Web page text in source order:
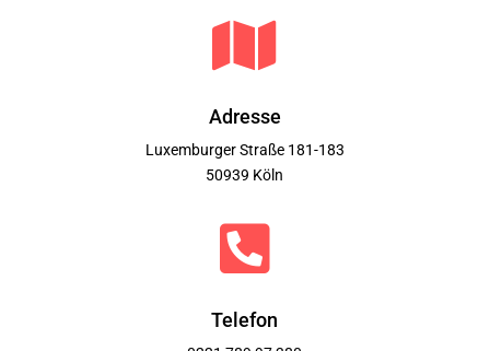

Adresse
Luxemburger Straße 181-183
50939 Köln

Telefon